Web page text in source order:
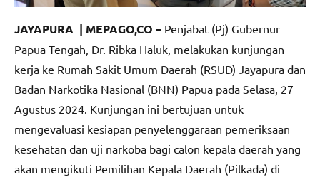
JAYAPURA | MEPAGO,CO – Penjabat (Pj) Gubernur
Papua Tengah, Dr. Ribka Haluk, melakukan kunjungan
kerja ke Rumah Sakit Umum Daerah (RSUD) Jayapura dan
Badan Narkotika Nasional (BNN) Papua pada Selasa, 27
Agustus 2024. Kunjungan ini bertujuan untuk
mengevaluasi kesiapan penyelenggaraan pemeriksaan
kesehatan dan uji narkoba bagi calon kepala daerah yang
akan mengikuti Pemilihan Kepala Daerah (Pilkada) di